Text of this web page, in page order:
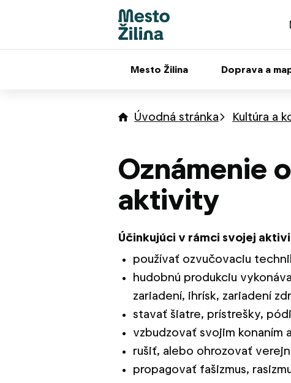
Mesto Žilina Doprava a
Úvodná stránka Kultúra a
Oznámenie
aktivity
Účinkujúci v rámci svojej
používať ozvučovaciu
hudobnú produkciu
zariadení, ihrísk, zariadení
stavať šiatre, prístrešky,
vzbudzovať svojim konaním
rušiť, alebo ohrozovať
propagovať fašizmus,